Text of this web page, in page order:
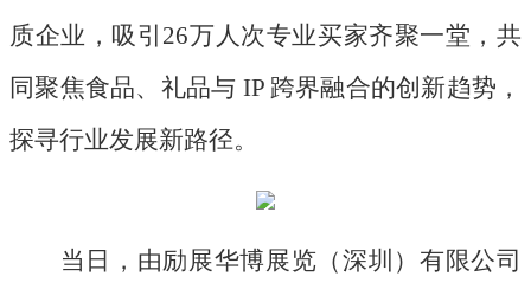
质企业，吸引26万人次专业买家齐聚一堂，共
同聚焦食品、礼品与 IP 跨界融合的创新趋势，
探寻行业发展新路径。
当日，由励展华博展览（深圳）有限公司